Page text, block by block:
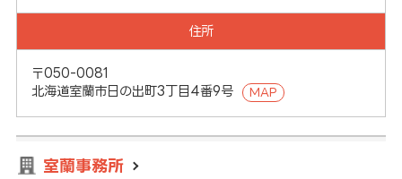
住所
〒050-0081
北海道室蘭市日の出町3丁目4番9号
MAP
室蘭事務所